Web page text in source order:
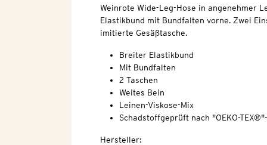
Weinrote Wide-Leg-Hose in angenehmer
Elastikbund mit Bundfalten vorne. Zwei
imitierte Gesäßtasche.
Breiter Elastikbund
Mit Bundfalten
2 Taschen
Weites Bein
Leinen-Viskose-Mix
Schadstoffgeprüft nach "OEKO-
Hersteller: